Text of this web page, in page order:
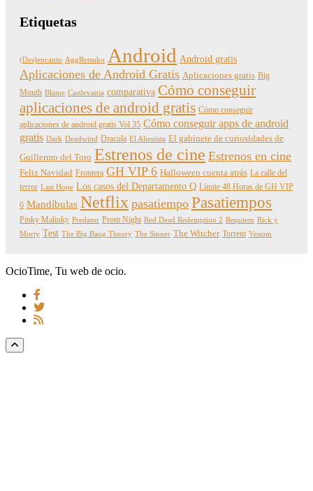
Etiquetas
(Des)encanto AggRetsuko Android Android gratis
Aplicaciones de Android Gratis Aplicaciones gratis Big
Mouth Blame Castlevania comparativa Cómo conseguir
aplicaciones de android gratis Cómo conseguir
aplicaciones de android gratis Vol 35 Cómo conseguir apps de android
gratis Dark Deadwind Dracula El Alienista El gabinete de curiosidades de
Guillermo del Toro Estrenos de cine Estrenos en cine
Feliz Navidad Frontera GH VIP 6 Halloween cuenta atrás La calle del
terror Last Hope Los casos del Departamento Q Límite 48 Horas de GH VIP
6 Mandíbulas Netflix pasatiempo Pasatiempos
Pinky Malinky Predator Prom Night Red Dead Redemption 2 Requiem Rick y
Morty Test The Big Bang Theory The Sinner The Witcher Torrent Venom
OcioTime, Tu web de ocio.